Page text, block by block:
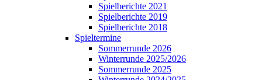
Spielberichte 2021
Spielberichte 2019
Spielberichte 2018
Spieltermine
Sommerrunde 2026
Winterrunde 2025/2026
Sommerrunde 2025